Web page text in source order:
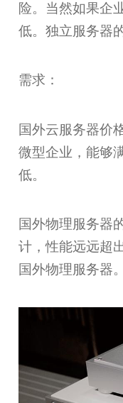
险。当然如果企
低。独立服务器
需求：
国外云服务器价
微型企业，能够
低。
国外物理服务器
计，性能远远超
国外物理服务器。